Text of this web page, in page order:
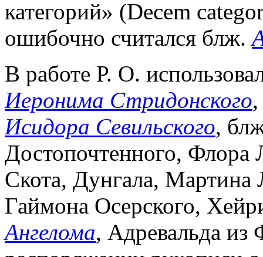
категорий» (Decem
ошибочно считался блж.
В работе Р. О.
Иеронима Стридонского
Исидора Севильского,
Достопочтенного, Флора
Скота, Дунгала, Мартина
Гаймона Осерского,
Ангелома, Адревальда из